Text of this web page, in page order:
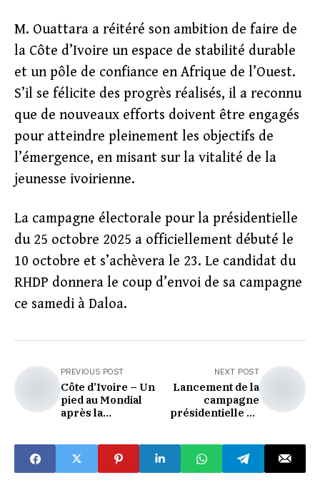
M. Ouattara a réitéré son ambition de faire de
la Côte d’Ivoire un espace de stabilité durable
et un pôle de confiance en Afrique de l’Ouest.
S’il se félicite des progrès réalisés, il a reconnu
que de nouveaux efforts doivent être engagés
pour atteindre pleinement les objectifs de
l’émergence, en misant sur la vitalité de la
jeunesse ivoirienne.
La campagne électorale pour la présidentielle
du 25 octobre 2025 a officiellement débuté le
10 octobre et s’achèvera le 23. Le candidat du
RHDP donnera le coup d’envoi de sa campagne
ce samedi à Daloa.
PREVIOUS POST
Côte d’Ivoire – Un
pied au Mondial
après la
NEXT POST
Lancement de la
campagne
présidentielle du